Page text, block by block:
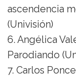
ascendencia
(Univisión)
6. Angélica
Parodiando
7. Carlos